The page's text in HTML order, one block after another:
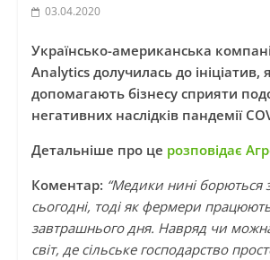
03.04.2020
Українсько-американська
Analytics долучилась до ініціатив,
допомагають бізнесу сприяти
негативних наслідків пандемії
Детальніше про це розповідає
Коментар: “Медики нині борються
сьогодні, тоді як фермери
завтрашнього дня. Навряд чи
світ, де сільське господарство